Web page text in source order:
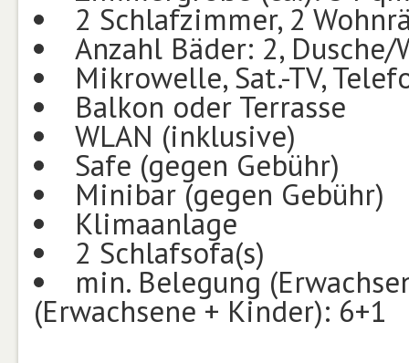
2 Schlafzimmer, 2
Anzahl Bäder: 2, Dusche/
Mikrowelle, Sat.-TV,
Balkon oder Terrasse
WLAN (inklusive)
Safe (gegen Gebühr)
Minibar (gegen Gebühr)
Klimaanlage
2 Schlafsofa(s)
min. Belegung
(Erwachsene + Kinder): 6+1